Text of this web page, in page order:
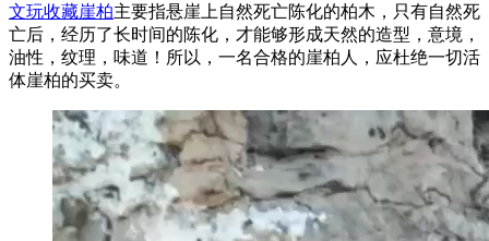
文玩收藏崖柏主要指悬崖上自然死亡陈化的柏木，只有自然死
亡后，经历了长时间的陈化，才能够形成天然的造型，意境，
油性，纹理，味道！所以，一名合格的崖柏人，应杜绝一切活
体崖柏的买卖。